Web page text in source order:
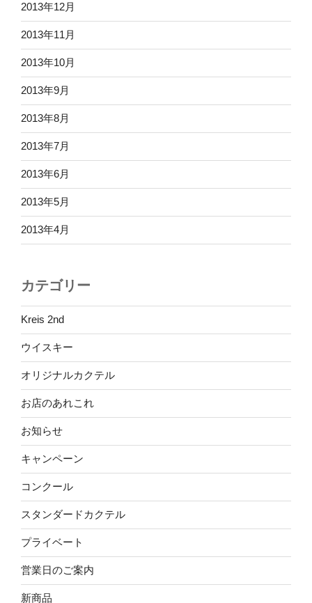
2013年12月
2013年11月
2013年10月
2013年9月
2013年8月
2013年7月
2013年6月
2013年5月
2013年4月
カテゴリー
Kreis 2nd
ウイスキー
オリジナルカクテル
お店のあれこれ
お知らせ
キャンペーン
コンクール
スタンダードカクテル
プライベート
営業日のご案内
新商品